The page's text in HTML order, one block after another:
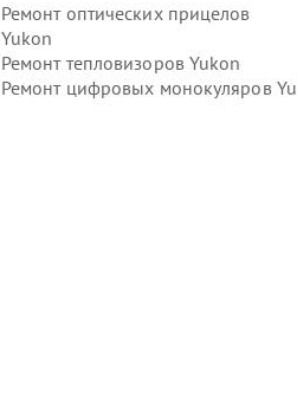
Ремонт оптических прицелов
Yukon
Ремонт тепловизоров Yukon
Ремонт цифровых монокуляров